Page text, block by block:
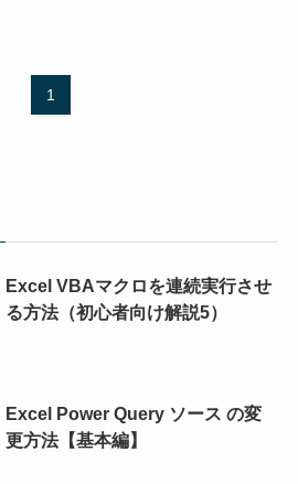
1
Excel VBAマクロを連続実行させ
る方法（初心者向け解説5）
Excel Power Query ソース の変
更方法【基本編】